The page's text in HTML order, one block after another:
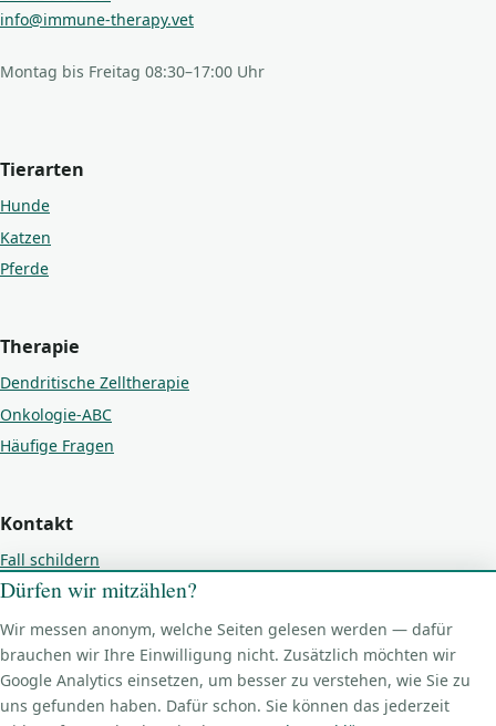
info@immune-therapy.vet
Montag bis Freitag 08:30–17:00 Uhr
Tierarten
Hunde
Katzen
Pferde
Therapie
Dendritische Zelltherapie
Onkologie-ABC
Häufige Fragen
Kontakt
Fall schildern
Kontakt
Impressum
Datenschutz
Cookie-Einstellungen
Dürfen wir mitzählen?
Wir messen anonym, welche Seiten gelesen werden — dafür
brauchen wir Ihre Einwilligung nicht. Zusätzlich möchten wir
Google Analytics einsetzen, um besser zu verstehen, wie Sie zu
uns gefunden haben. Dafür schon. Sie können das jederzeit